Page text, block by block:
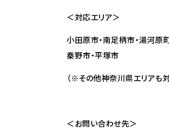
＜対応エリア＞
小田原市・南足柄市・湯河原
秦野市・平塚市
（※その他神奈川県エリアも
＜お問い合わせ先＞